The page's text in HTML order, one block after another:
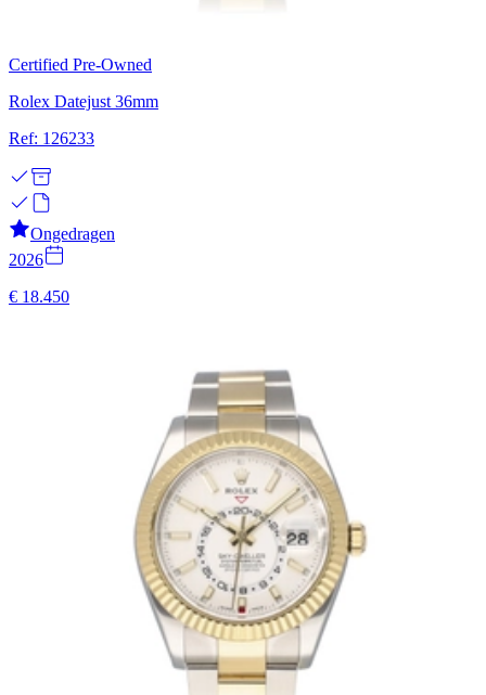
Certified Pre-Owned
Rolex Datejust 36mm
Ref: 126233
Ongedragen
2026
€ 18.450